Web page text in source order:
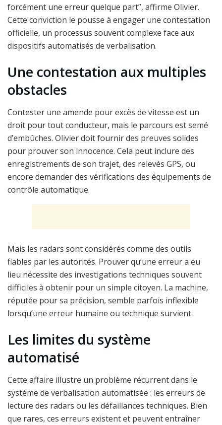
forcément une erreur quelque part”, affirme Olivier.
Cette conviction le pousse à engager une contestation
officielle, un processus souvent complexe face aux
dispositifs automatisés de verbalisation.
Une contestation aux multiples
obstacles
Contester une amende pour excès de vitesse est un
droit pour tout conducteur, mais le parcours est semé
d’embûches. Olivier doit fournir des preuves solides
pour prouver son innocence. Cela peut inclure des
enregistrements de son trajet, des relevés GPS, ou
encore demander des vérifications des équipements de
contrôle automatique.
Mais les radars sont considérés comme des outils
fiables par les autorités. Prouver qu’une erreur a eu
lieu nécessite des investigations techniques souvent
difficiles à obtenir pour un simple citoyen. La machine,
réputée pour sa précision, semble parfois inflexible
lorsqu’une erreur humaine ou technique survient.
Les limites du système
automatisé
Cette affaire illustre un problème récurrent dans le
système de verbalisation automatisée : les erreurs de
lecture des radars ou les défaillances techniques. Bien
que rares, ces erreurs existent et peuvent entraîner